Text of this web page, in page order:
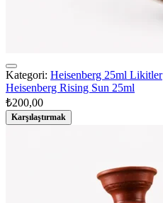
Kategori: Heisenberg 25ml Likitler
Heisenberg Rising Sun 25ml
₺200,00
Karşılaştırmak